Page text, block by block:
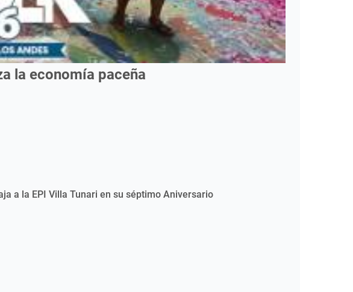
la economía paceña
a la EPI Villa Tunari en su séptimo Aniversario